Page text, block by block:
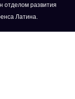
отделом развития
Латина.